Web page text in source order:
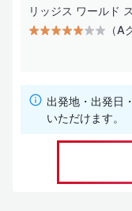
リッジス ワールド
（A
出発地・出発日
いただけます。